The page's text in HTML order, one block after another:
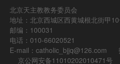
北京天主教教务委员会
地址：北京西城区西黄城根北街甲
邮编：100031
电话：010-66020521
E-mail：catholic_bjjq@126.com
京公网安备11010202010471号